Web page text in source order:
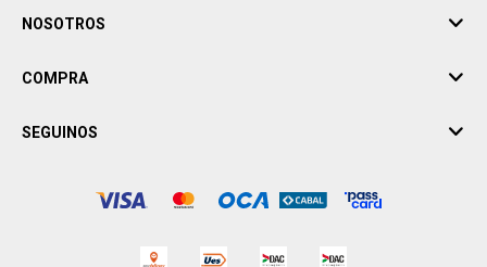
NOSOTROS
COMPRA
SEGUINOS